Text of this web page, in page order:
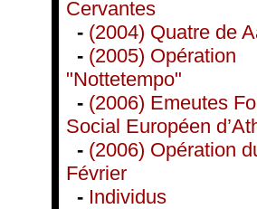
Cervantes
- (2004) Quatre de
- (2005) Opération
"Nottetempo"
- (2006) Emeutes
Social Européen
- (2006) Opération
Février
- Individus